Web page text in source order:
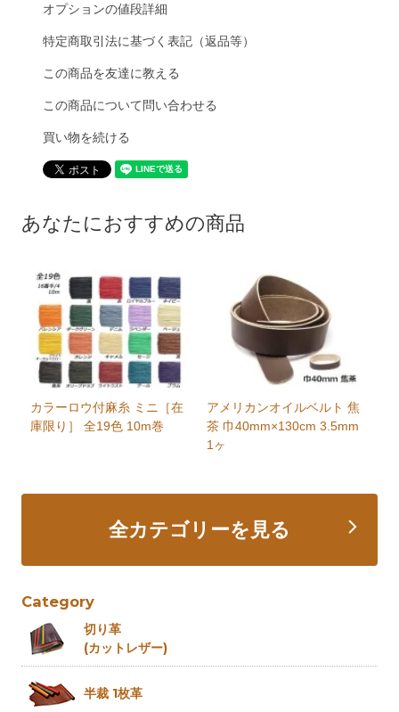
オプションの値段詳細
特定商取引法に基づく表記（返品等）
この商品を友達に教える
この商品について問い合わせる
買い物を続ける
あなたにおすすめの商品
カラーロウ付麻糸 ミニ［在
庫限り］ 全19色 10m巻
アメリカンオイルベルト 焦
茶 巾40mm×130cm 3.5mm
1ヶ
全カテゴリーを見る
Category
切り革
(カットレザー)
半裁 1枚革